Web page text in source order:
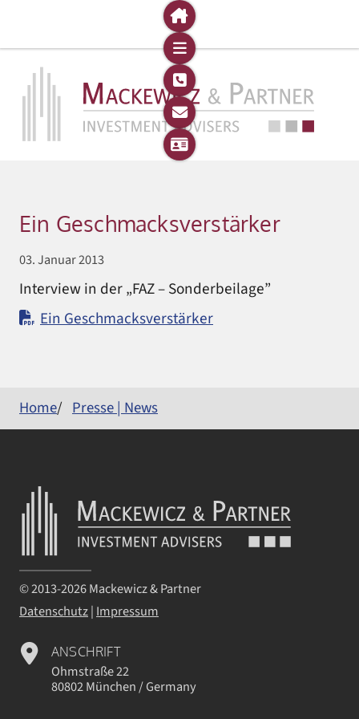
Ein Geschmacksverstärker
03. Januar 2013
Interview in der „FAZ – Sonderbeilage”
Ein Geschmacksverstärker
Home Presse | News
© 2013-2026 Mackewicz & Partner
Datenschutz| Impressum
ANSCHRIFT
Ohmstraße 22
80802 München / Germany